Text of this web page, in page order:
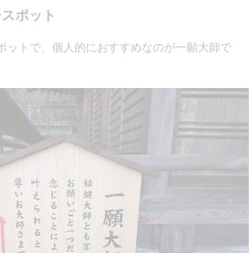
ポット
ットで、個人的におすすめなのが一願大師で